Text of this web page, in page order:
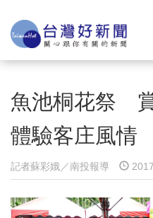
魚池桐花祭
體驗客庄風情
記者蘇彩娥／南投報導